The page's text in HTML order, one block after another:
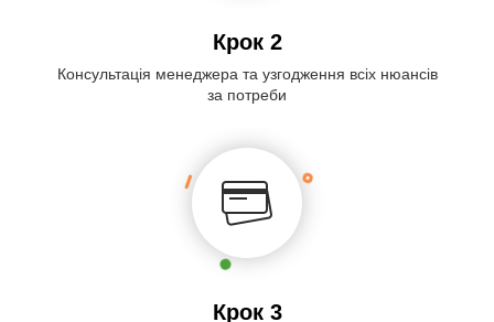
Крок 2
Консультація менеджера та узгодження всіх нюансів
за потреби
Крок 3